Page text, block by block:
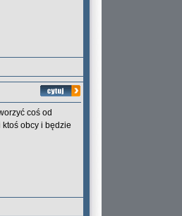
coś od
ktoś obcy i będzie